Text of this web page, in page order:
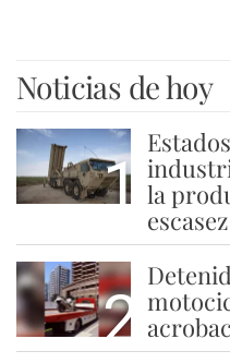
Noticias de hoy
1 la
2